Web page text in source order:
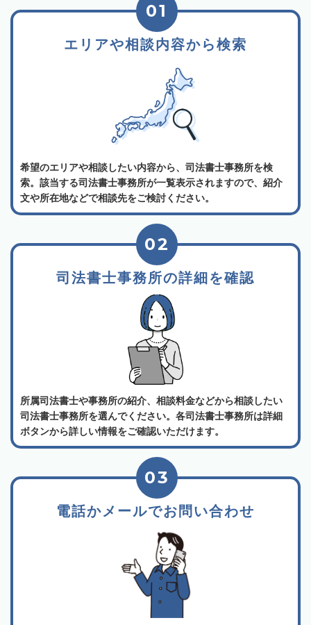
エリアや相談内容から検索
01
希望のエリアや相談したい内容から、司法書士事務所を検
索。該当する司法書士事務所が一覧表示されますので、紹介
文や所在地などで相談先をご検討ください。
司法書士事務所の詳細を確認
02
所属司法書士や事務所の紹介、相談料金などから相談したい
司法書士事務所を選んでください。各司法書士事務所は詳細
ボタンから詳しい情報をご確認いただけます。
電話かメールでお問い合わせ
03